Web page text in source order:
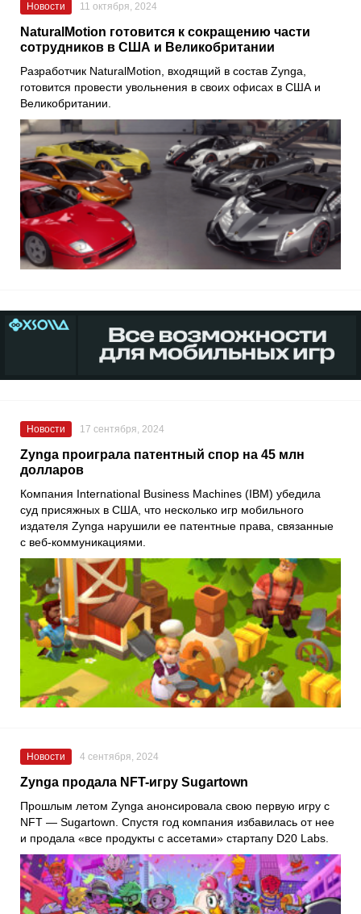
Новости 11 октября, 2024
NaturalMotion готовится к сокращению части
сотрудников в США и Великобритании
Разработчик NaturalMotion, входящий в состав Zynga,
готовится провести увольнения в своих офисах в США и
Великобритании.
Новости 17 сентября, 2024
Zynga проиграла патентный спор на 45 млн
долларов
Компания International Business Machines (IBM) убедила
суд присяжных в США, что несколько игр мобильного
издателя Zynga нарушили ее патентные права, связанные
с веб-коммуникациями.
Новости 4 сентября, 2024
Zynga продала NFT-игру Sugartown
Прошлым летом Zynga анонсировала свою первую игру с
NFT — Sugartown. Спустя год компания избавилась от нее
и продала «все продукты с ассетами» стартапу D20 Labs.